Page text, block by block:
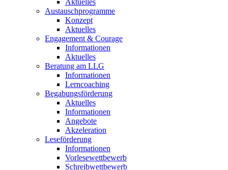
Aktuelles
Austauschprogramme
Konzept
Aktuelles
Engagement & Courage
Informationen
Aktuelles
Beratung am LLG
Informationen
Lerncoaching
Begabungsförderung
Aktuelles
Informationen
Angebote
Akzeleration
Leseförderung
Informationen
Vorlesewettbewerb
Schreibwettbewerb